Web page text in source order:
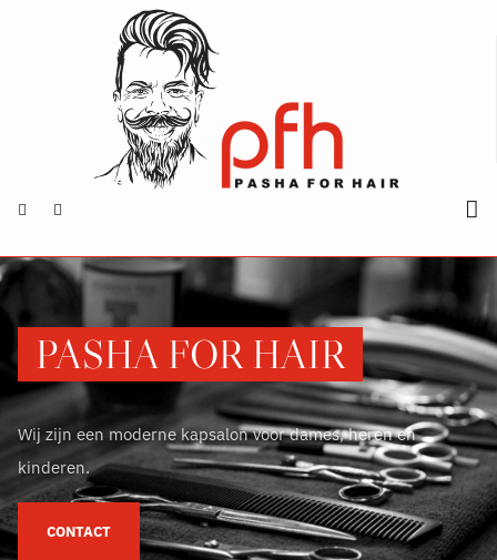
PASHA FOR HAIR
Wij zijn een moderne kapsalon voor dames, heren en
kinderen.
CONTACT